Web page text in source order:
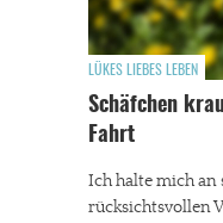
LÜKES LIEBES LEBEN
Schäfchen
Fahrt
Ich halte mich an
rücksichtsvollen